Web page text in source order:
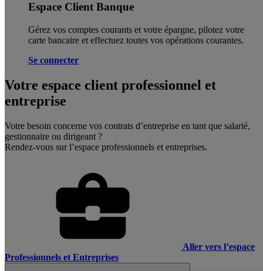
Espace Client Banque
Gérez vos comptes courants et votre épargne, pilotez votre
carte bancaire et effectuez toutes vos opérations courantes.
Se connecter
Votre espace client professionnel et
entreprise
Votre besoin concerne vos contrats d’entreprise en tant que salarié,
gestionnaire ou dirigeant ?
Rendez-vous sur l’espace professionnels et entreprises.
Aller vers l’espace
Professionnels et Entreprises